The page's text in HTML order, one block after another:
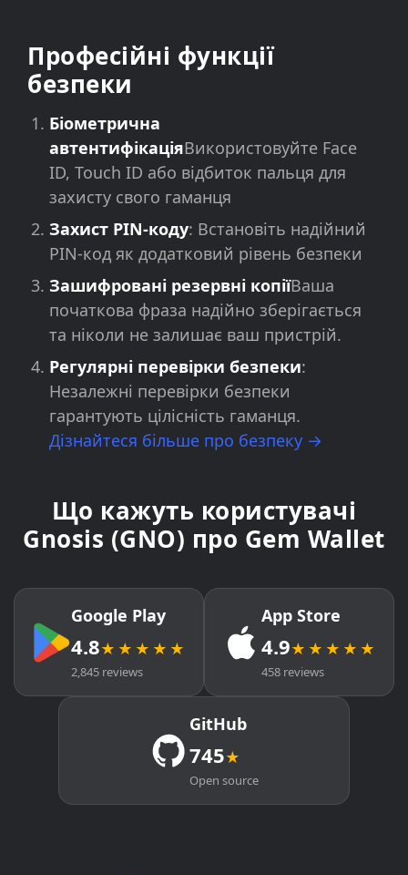
Професійні функції
безпеки
Біометрична
автентифікаціяВикористовуйте Face
ID, Touch ID або відбиток пальця для
захисту свого гаманця
Захист PIN-коду: Встановіть надійний
PIN-код як додатковий рівень безпеки
Зашифровані резервні копіїВаша
початкова фраза надійно зберігається
та ніколи не залишає ваш пристрій.
Регулярні перевірки безпеки:
Незалежні перевірки безпеки
гарантують цілісність гаманця.
Дізнайтеся більше про безпеку →
Що кажуть користувачі
Gnosis (GNO) про Gem Wallet
Google Play
4.8★★★★★
2,845 reviews
App Store
4.9★★★★★
458 reviews
GitHub
745★
Open source